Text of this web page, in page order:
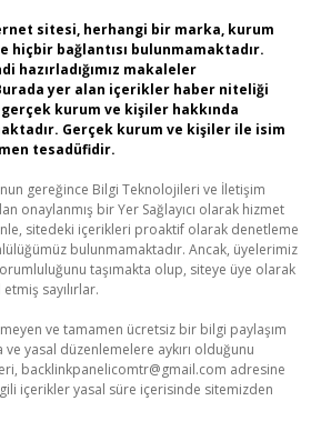
sitesi, herhangi bir marka, kurum
hiçbir bağlantısı bulunmamaktadır.
hazırladığımız makaleler
yer alan içerikler haber niteliği
kurum ve kişiler hakkında
Gerçek kurum ve kişiler ile isim
tesadüfidir.
gereğince Bilgi Teknolojileri ve İletişim
onaylanmış bir Yer Sağlayıcı olarak hizmet
sitedeki içerikleri proaktif olarak denetleme
bulunmamaktadır. Ancak, üyelerimiz
taşımakta olup, siteye üye olarak
sayılırlar.
ve tamamen ücretsiz bir bilgi paylaşım
yasal düzenlemelere aykırı olduğunu
backlinkpanelicomtr@gmail.com adresine
içerikler yasal süre içerisinde sitemizden